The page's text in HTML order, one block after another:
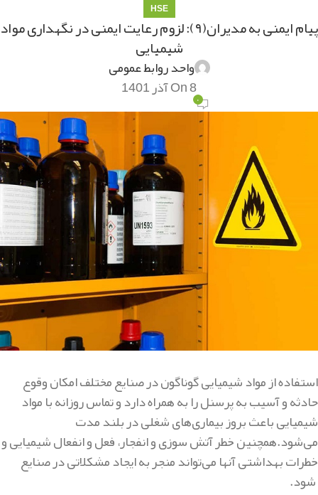
HSE
پیام ایمنی به مدیران(۹): لزوم رعایت ایمنی در نگهداری مواد
شیمیایی
واحد روابط عمومی
On 8 آذر 1401۰
استفاده از مواد شیمیایی گوناگون در صنایع مختلف امکان وقوع
حادثه و آسیب به پرسنل را به همراه دارد و تماس روزانه با مواد
شیمیایی باعث بروز بیماری‌های شغلی در بلند مدت
می‌شود.همچنین خطر آتش سوزی و انفجار، فعل و انفعال شیمیایی و
خطرات بهداشتی آنها می‌تواند منجر به ایجاد مشکلاتی در صنایع
شود.